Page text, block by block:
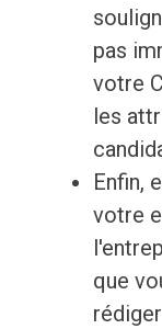
pas
votre
les
Enfin,
votre
que